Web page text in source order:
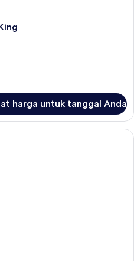
harga untuk tanggal Anda